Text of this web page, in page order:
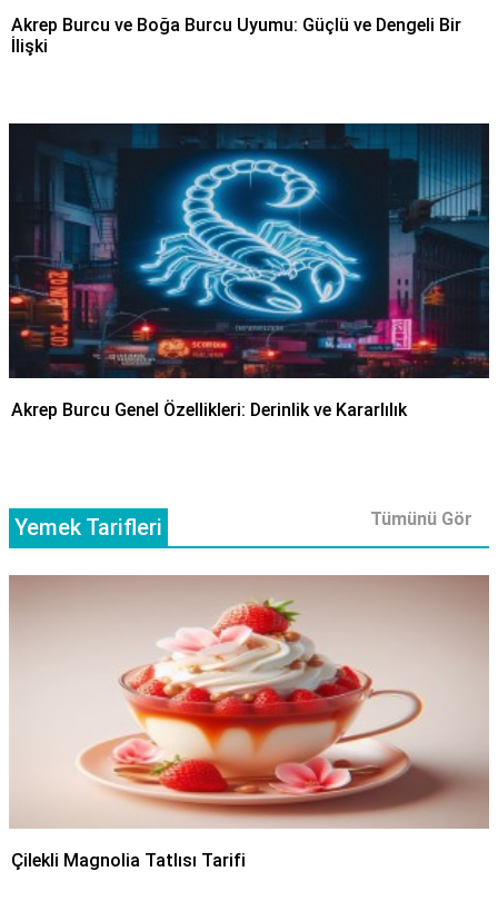
Akrep Burcu ve Boğa Burcu Uyumu: Güçlü ve Dengeli Bir
İlişki
Akrep Burcu Genel Özellikleri: Derinlik ve Kararlılık
Yemek Tarifleri Tümünü Gör
Çilekli Magnolia Tatlısı Tarifi